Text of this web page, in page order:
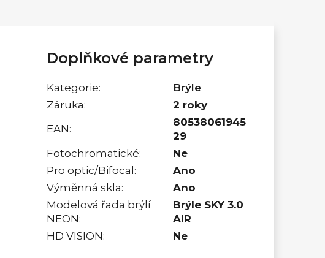
Doplňkové parametry
Kategorie:
Brýle
Záruka:
2 roky
EAN:
80538061945
29
Fotochromatické:
Ne
Pro optic/Bifocal:
Ano
Výměnná skla:
Ano
Modelová řada brýlí
NEON:
Brýle SKY 3.0
AIR
HD VISION: Ne